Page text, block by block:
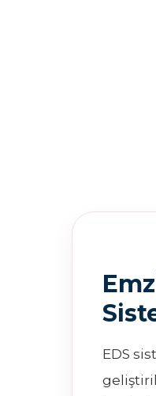
EDS